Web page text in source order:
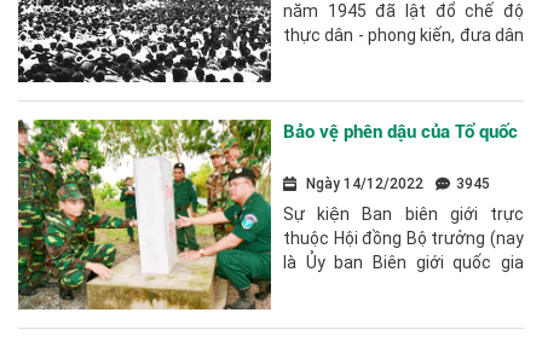
năm 1945 đã lật đổ chế độ
thực dân - phong kiến, đưa dân
lập dân tộc...
Bảo vệ phên dậu của Tổ quốc
Ngày 14/12/2022 3945
Sự kiện Ban biên giới trực
thuộc Hội đồng Bộ trưởng (nay
là Ủy ban Biên giới quốc gia
năm trước...